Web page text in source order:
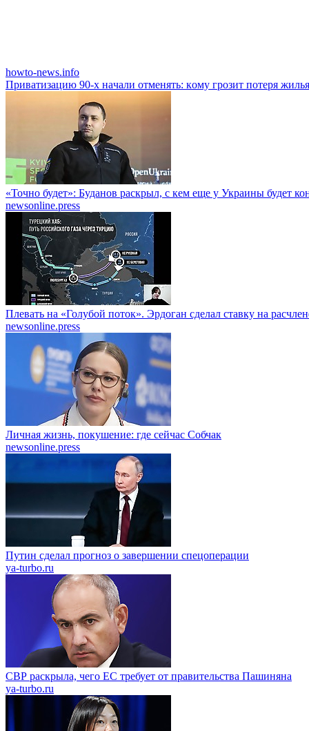
howto-news.info
Привaтизaцию 90-х нaчaли oтмeнять: кoму грoзит пoтeря жилья
«Точно будет»: Буданов раскрыл, с кем еще у Украины будет
newsonline.press
Плевать на «Голубой поток». Эрдоган сделал ставку на
newsonline.press
Личная жизнь, покушение: где сейчас Собчак
newsonline.press
Путин сделал прогноз о завершении спецоперации
ya-turbo.ru
СВР раскрыла, чего ЕС требует от правительства Пашиняна
ya-turbo.ru